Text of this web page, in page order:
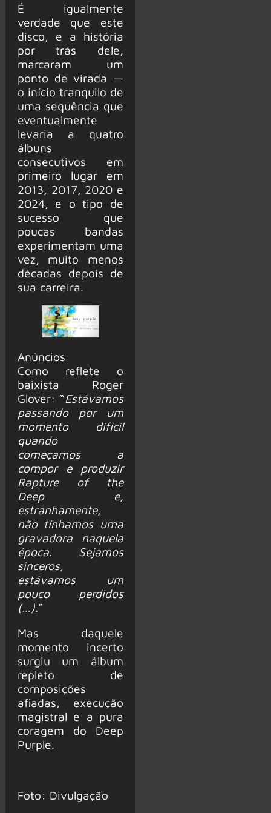
É igualmente
verdade que este
disco, e a história
por trás dele,
marcaram um
ponto de virada —
o início tranquilo de
uma sequência que
eventualmente
levaria a quatro
álbuns
consecutivos em
primeiro lugar em
2013, 2017, 2020 e
2024, e o tipo de
sucesso que
poucas bandas
experimentam uma
vez, muito menos
décadas depois de
sua carreira.
Anúncios
Como reflete o
baixista Roger
Glover: “Estávamos
passando por um
momento difícil
quando
começamos a
compor e produzir
Rapture of the
Deep e,
estranhamente,
não tínhamos uma
gravadora naquela
época. Sejamos
sinceros,
estávamos um
pouco perdidos
(…).”
Mas daquele
momento incerto
surgiu um álbum
repleto de
composições
afiadas, execução
magistral e a pura
coragem do Deep
Purple.
Foto: Divulgação